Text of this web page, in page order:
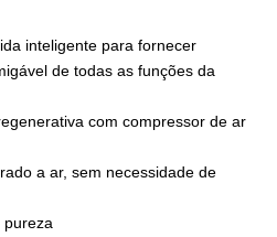
inteligente para fornecer
de todas as funções da
com compressor de ar
a ar, sem necessidade de
pureza